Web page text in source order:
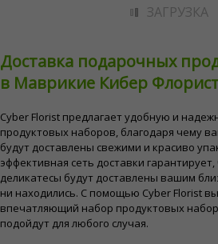
ЗАГРУЗКА
Доставка подарочных
в Маврикие Кибер
Cyber ​​Florist предлагает удобную и
продуктовых наборов, благодаря чему
будут доставлены свежими и красиво
эффективная сеть доставки
деликатесы будут доставлены вашим
ни находились. С помощью Cyber ​​Florist
впечатляющий набор продуктовых
подойдут для любого случая.